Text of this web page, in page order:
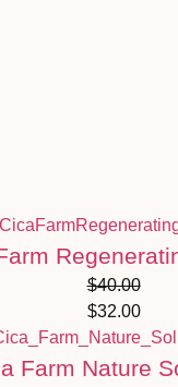
$40.00
$32.00
Farm Nature